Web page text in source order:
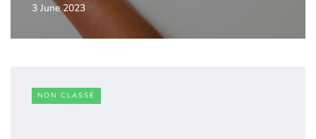
3 June 2023
NON CLASSÉ